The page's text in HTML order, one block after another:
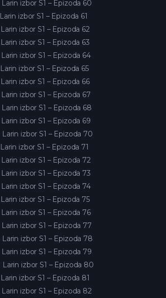
Larin izbor S1 – Epizoda 60
Larin izbor S1 – Epizoda 61
Larin izbor S1 – Epizoda 62
Larin izbor S1 – Epizoda 63
Larin izbor S1 – Epizoda 64
Larin izbor S1 – Epizoda 65
Larin izbor S1 – Epizoda 66
Larin izbor S1 – Epizoda 67
Larin izbor S1 – Epizoda 68
Larin izbor S1 – Epizoda 69
Larin izbor S1 – Epizoda 70
Larin izbor S1 – Epizoda 71
Larin izbor S1 – Epizoda 72
Larin izbor S1 – Epizoda 73
Larin izbor S1 – Epizoda 74
Larin izbor S1 – Epizoda 75
Larin izbor S1 – Epizoda 76
Larin izbor S1 – Epizoda 77
Larin izbor S1 – Epizoda 78
Larin izbor S1 – Epizoda 79
Larin izbor S1 – Epizoda 80
Larin izbor S1 – Epizoda 81
Larin izbor S1 – Epizoda 82